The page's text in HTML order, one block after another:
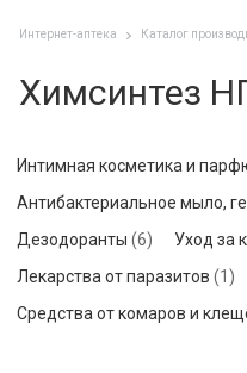
Интернет-аптека Каталог
Химсинтез
Интимная косметика и
Антибактериальное мыло,
Дезодоранты (6) Уход за
Лекарства от паразитов (1)
Средства от комаров и